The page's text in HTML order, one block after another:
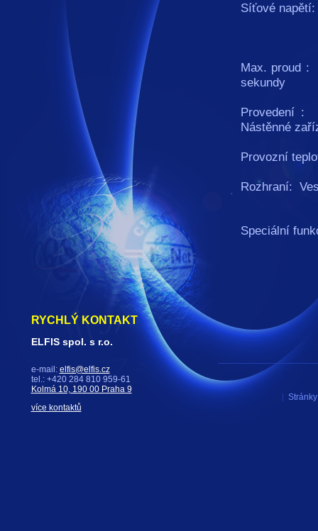
Síťové
Max. proud :
sekundy
Provedení :
Nástěnné
Provozní
Rozhraní:
Speciální
RYCHLÝ KONTAKT
ELFIS spol. s r.o.
e-mail: elfis@elfis.cz
tel.: +420 284 810 959-61
Kolmá 10, 190 00 Praha 9
více kontaktů